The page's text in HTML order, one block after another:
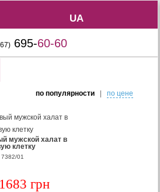
UA
UA
695-60-60
по популярности| по цене
мужской халат в
клетку
01
1683 грн